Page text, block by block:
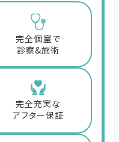
完全個室で
診察&施術
完全充実な
アフター保証